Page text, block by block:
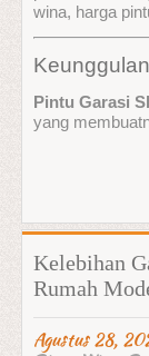
wina, harga
Pintu Garasi
yang
Kelebihan
Rumah
Agustus 28,